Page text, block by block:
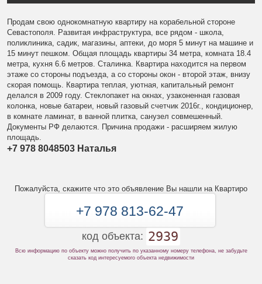
Продам свою однокомнатную квартиру на корабельной стороне
Севастополя. Развитая инфраструктура, все рядом - школа,
поликлиника, садик, магазины, аптеки, до моря 5 минут на машине и
15 минут пешком. Общая площадь квартиры 34 метра, комната 18.4
метра, кухня 6.6 метров. Сталинка. Квартира находится на первом
этаже со стороны подъезда, а со стороны окон - второй этаж, внизу
скорая помощь. Квартира теплая, уютная, капитальный ремонт
делался в 2009 году. Стеклопакет на окнах, узаконенная газовая
колонка, новые батареи, новый газовый счетчик 2016г., кондиционер,
в комнате ламинат, в ванной плитка, санузел совмешенный.
Документы РФ делаются. Причина продажи - расширяем жилую
площадь.
+7 978 8048503 Наталья
Пожалуйста, скажите что это объявление Вы нашли на Квартиро
+7 978 813-62-47
код объекта: 2939
Всю информацию по объекту можно получить по указанному номеру телефона, не забудьте
сказать код интересуемого объекта недвижимости